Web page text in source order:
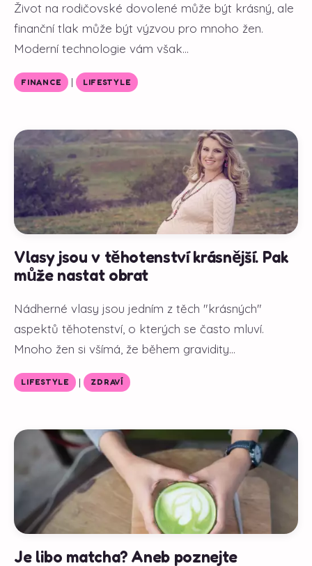
Život na rodičovské dovolené může být krásný, ale
finanční tlak může být výzvou pro mnoho žen.
Moderní technologie vám však...
FINANCE | LIFESTYLE
Vlasy jsou v těhotenství krásnější. Pak
může nastat obrat
Nádherné vlasy jsou jedním z těch "krásných"
aspektů těhotenství, o kterých se často mluví.
Mnoho žen si všímá, že během gravidity...
LIFESTYLE | ZDRAVÍ
Je libo matcha? Aneb poznejte